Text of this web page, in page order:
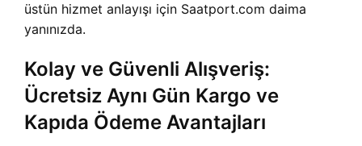
üstün hizmet anlayışı için Saatport.com daima
yanınızda.
Kolay ve Güvenli Alışveriş:
Ücretsiz Aynı Gün Kargo ve
Kapıda Ödeme Avantajları